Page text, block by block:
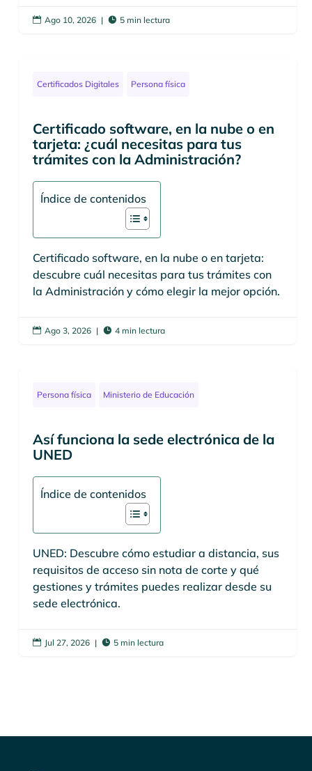
 Ago 10, 2026 |  5 min lectura
Certificados Digitales Persona física
Certificado software, en la nube o en
tarjeta: ¿cuál necesitas para tus
trámites con la Administración?
Índice de contenidos
Certificado software, en la nube o en tarjeta:
descubre cuál necesitas para tus trámites con
la Administración y cómo elegir la mejor opción.
 Ago 3, 2026 |  4 min lectura
Persona física Ministerio de Educación
Así funciona la sede electrónica de la
UNED
Índice de contenidos
UNED: Descubre cómo estudiar a distancia, sus
requisitos de acceso sin nota de corte y qué
gestiones y trámites puedes realizar desde su
sede electrónica.
 Jul 27, 2026 |  5 min lectura